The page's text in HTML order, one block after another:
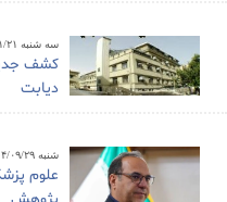
سه شنبه ۱۴۰۴/۱۱/۲۱
کشف
دیابت
شنبه ۱۴۰۴/۰۹/۲۹